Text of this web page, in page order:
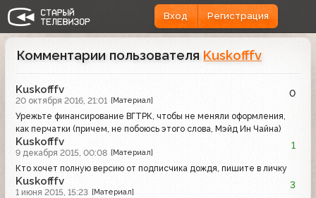
Вход Регистрация
Комментарии пользователя Kuskofffv
Kuskofffv
20 октября 2016, 21:01 [Материал]
0
Урежьте финансирование ВГТРК, чтобы не меняли оформления,
как перчатки (причем, не побоюсь этого слова, Мэйд Ин Чайна)
Kuskofffv
9 декабря 2015, 00:08 [Материал]
1
Кто хочет полную версию от подписчика дождя, пишите в личку
Kuskofffv
1 июня 2015, 15:23 [Материал]
3